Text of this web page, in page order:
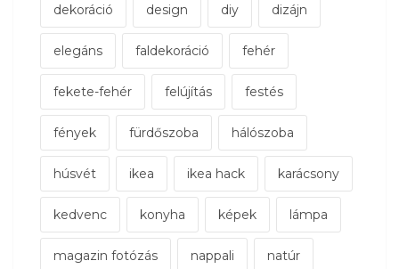
dekoráció design diy dizájn
elegáns faldekoráció fehér
fekete-fehér felújítás festés
fények fürdőszoba hálószoba
húsvét ikea ikea hack karácsony
kedvenc konyha képek lámpa
magazin fotózás nappali natúr